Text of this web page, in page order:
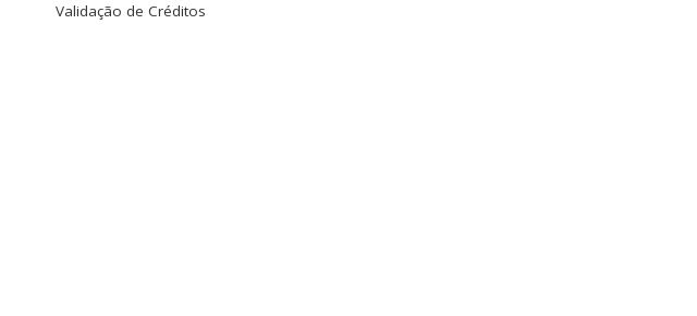
Validação de Créditos